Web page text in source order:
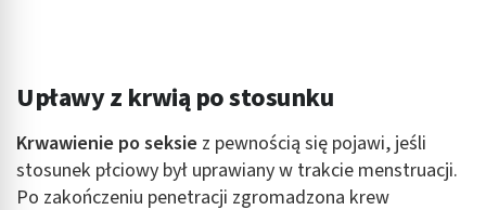
Upławy z krwią po stosunku
Krwawienie po seksie z pewnością się pojawi, jeśli
stosunek płciowy był uprawiany w trakcie menstruacji.
Po zakończeniu penetracji zgromadzona krew